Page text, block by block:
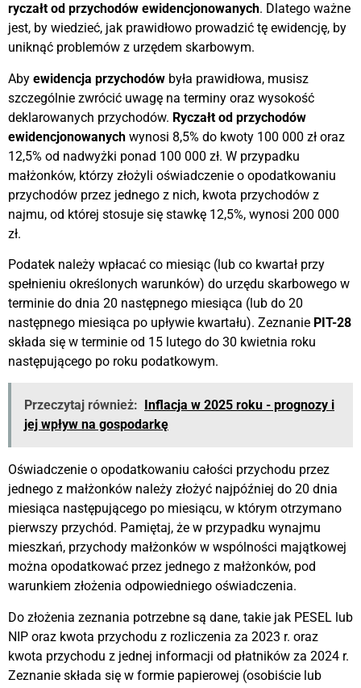
ryczałt od przychodów ewidencjonowanych. Dlatego ważne
jest, by wiedzieć, jak prawidłowo prowadzić tę ewidencję, by
uniknąć problemów z urzędem skarbowym.
Aby ewidencja przychodów była prawidłowa, musisz
szczególnie zwrócić uwagę na terminy oraz wysokość
deklarowanych przychodów. Ryczałt od przychodów
ewidencjonowanych wynosi 8,5% do kwoty 100 000 zł oraz
12,5% od nadwyżki ponad 100 000 zł. W przypadku
małżonków, którzy złożyli oświadczenie o opodatkowaniu
przychodów przez jednego z nich, kwota przychodów z
najmu, od której stosuje się stawkę 12,5%, wynosi 200 000
zł.
Podatek należy wpłacać co miesiąc (lub co kwartał przy
spełnieniu określonych warunków) do urzędu skarbowego w
terminie do dnia 20 następnego miesiąca (lub do 20
następnego miesiąca po upływie kwartału). Zeznanie PIT-28
składa się w terminie od 15 lutego do 30 kwietnia roku
następującego po roku podatkowym.
Przeczytaj również:
Inflacja w 2025 roku - prognozy i
jej wpływ na gospodarkę
Oświadczenie o opodatkowaniu całości przychodu przez
jednego z małżonków należy złożyć najpóźniej do 20 dnia
miesiąca następującego po miesiącu, w którym otrzymano
pierwszy przychód. Pamiętaj, że w przypadku wynajmu
mieszkań, przychody małżonków w wspólności majątkowej
można opodatkować przez jednego z małżonków, pod
warunkiem złożenia odpowiedniego oświadczenia.
Do złożenia zeznania potrzebne są dane, takie jak PESEL lub
NIP oraz kwota przychodu z rozliczenia za 2023 r. oraz
kwota przychodu z jednej informacji od płatników za 2024 r.
Zeznanie składa się w formie papierowej (osobiście lub